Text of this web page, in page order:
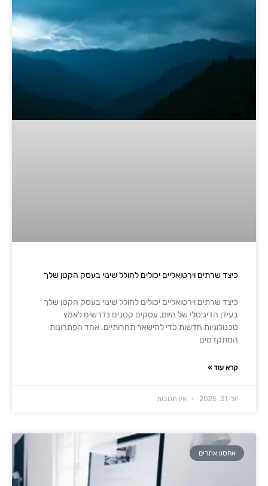
כיצד שרתים וירטואליים יכולים לחולל שינוי בעסק הקטן שלך
כיצד שרתים וירטואליים יכולים לחולל שינוי בעסק הקטן שלך
בעידן הדיגיטלי של היום, עסקים קטנים נדרשים לאמץ
טכנולוגיות חדשות כדי להישאר תחרותיים. אחד הפתרונות
המתקדמים
קרא עוד »
יולי 31, 2025 אין תגובות
אחסון אתרים